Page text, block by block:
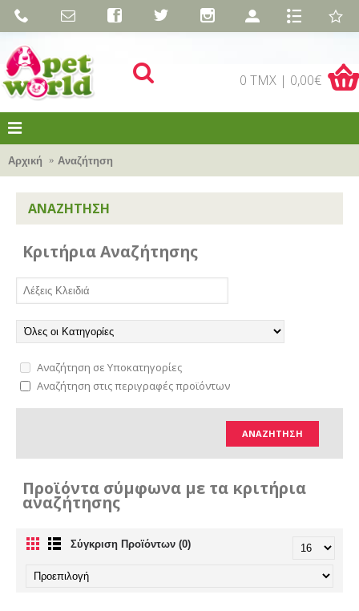
0 TMX | 0,00€
Αρχική Αναζήτηση
ΑΝΑΖΉΤΗΣΗ
Κριτήρια Αναζήτησης
Αναζήτηση σε Υποκατηγορίες
Αναζήτηση στις περιγραφές προϊόντων
Προϊόντα σύμφωνα με τα κριτήρια
αναζήτησης
Σύγκριση Προϊόντων (0)